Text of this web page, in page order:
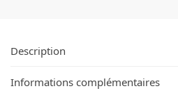
Description
Informations complémentaires